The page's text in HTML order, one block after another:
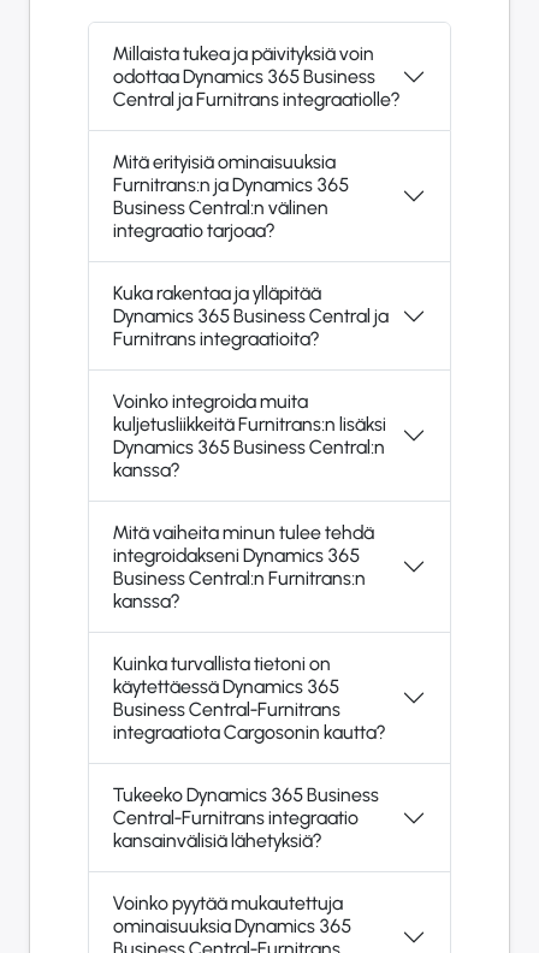
Millaista tukea ja päivityksiä voin
odottaa Dynamics 365 Business
Central ja Furnitrans integraatiolle?
Mitä erityisiä ominaisuuksia
Furnitrans:n ja Dynamics 365
Business Central:n välinen
integraatio tarjoaa?
Kuka rakentaa ja ylläpitää
Dynamics 365 Business Central ja
Furnitrans integraatioita?
Voinko integroida muita
kuljetusliikkeitä Furnitrans:n lisäksi
Dynamics 365 Business Central:n
kanssa?
Mitä vaiheita minun tulee tehdä
integroidakseni Dynamics 365
Business Central:n Furnitrans:n
kanssa?
Kuinka turvallista tietoni on
käytettäessä Dynamics 365
Business Central-Furnitrans
integraatiota Cargosonin kautta?
Tukeeko Dynamics 365 Business
Central-Furnitrans integraatio
kansainvälisiä lähetyksiä?
Voinko pyytää mukautettuja
ominaisuuksia Dynamics 365